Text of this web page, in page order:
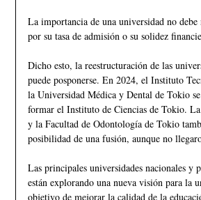
La importancia de una universidad no debe
por su tasa de admisión o su solidez
Dicho esto, la reestructuración de las
puede posponerse. En 2024, el Instituto
la Universidad Médica y Dental de Tokio
formar el Instituto de Ciencias de Tokio.
y la Facultad de Odontología de Tokio
posibilidad de una fusión, aunque no
Las principales universidades nacionales y
están explorando una nueva visión para la
objetivo de mejorar la calidad de la